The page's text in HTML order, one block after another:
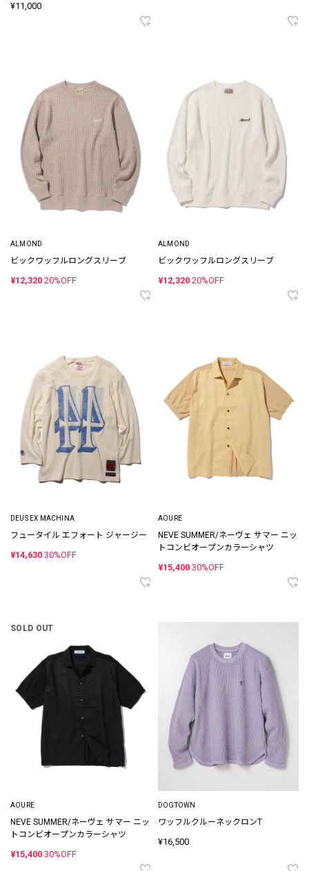
¥11,000
ALMOND
ビックワッフルロングスリーブ
¥12,320 20%OFF
ALMOND
ビックワッフルロングスリーブ
¥12,320 20%OFF
DEUS EX MACHINA
フュータイル エフォート ジャージー
¥14,630 30%OFF
AOURE
NEVE SUMMER/ネーヴェ サマー ニッ
トコンビオープンカラーシャツ
¥15,400 30%OFF
SOLD OUT
AOURE
NEVE SUMMER/ネーヴェ サマー ニッ
トコンビオープンカラーシャツ
¥15,400 30%OFF
DOGTOWN
ワッフルクルーネックロンT
¥16,500